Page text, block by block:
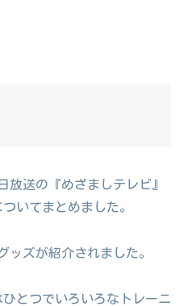
放送の『めざましテレビ』
いてまとめました。
ッズが紹介されました。
とつでいろいろなトレーニ